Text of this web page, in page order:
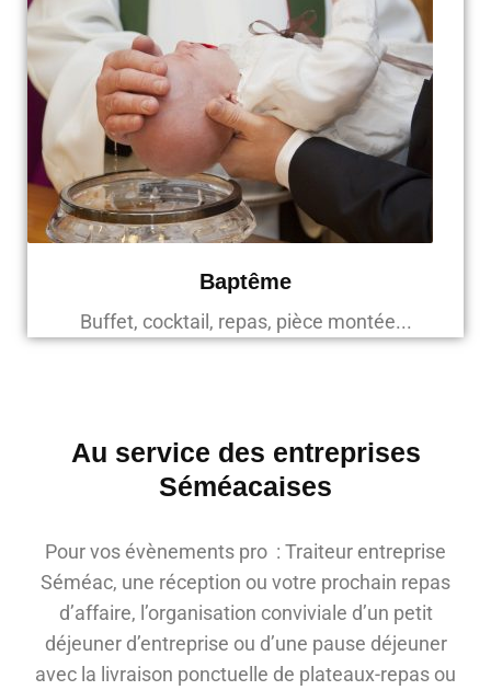
Baptême
Buffet, cocktail, repas, pièce montée...
Au service des entreprises
Séméacaises
Pour vos évènements pro : Traiteur entreprise
Séméac, une réception ou votre prochain repas
d’affaire, l’organisation conviviale d’un petit
déjeuner d’entreprise ou d’une pause déjeuner
avec la livraison ponctuelle de plateaux-repas ou